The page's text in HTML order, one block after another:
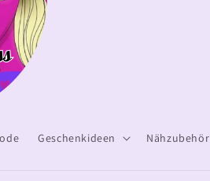
Geschenkideen Nähzubehör